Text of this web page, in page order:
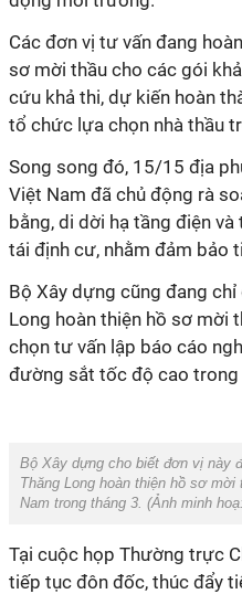
Các đơn vị tư vấn đang
sơ mời thầu cho các gói
cứu khả thi, dự kiến hoàn
tổ chức lựa chọn nhà thầu
Song song đó, 15/15 địa
Việt Nam đã chủ động rà
bằng, di dời hạ tầng điện
tái định cư, nhằm đảm bảo
Bộ Xây dựng cũng đang
Long hoàn thiện hồ sơ mời
chọn tư vấn lập báo cáo
đường sắt tốc độ cao
Bộ Xây dựng cho biết đơn vị này
Thăng Long hoàn thiện hồ sơ
Nam trong tháng 3. (Ảnh minh
Tại cuộc họp Thường trực
tiếp tục đôn đốc, thúc đẩy